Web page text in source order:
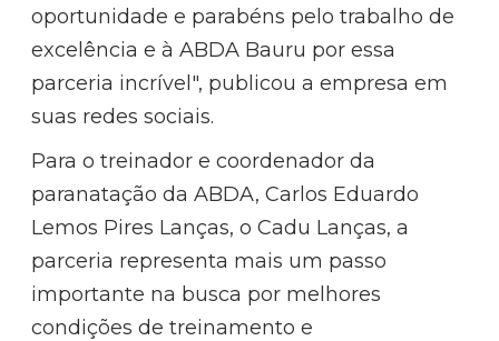
oportunidade e parabéns pelo trabalho de
excelência e à ABDA Bauru por essa
parceria incrível", publicou a empresa em
suas redes sociais.
Para o treinador e coordenador da
paranatação da ABDA, Carlos Eduardo
Lemos Pires Lanças, o Cadu Lanças, a
parceria representa mais um passo
importante na busca por melhores
condições de treinamento e